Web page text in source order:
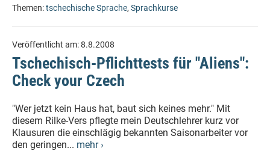
Themen:tschechische Sprache, Sprachkurse
Veröffentlicht am:8.8.2008
Tschechisch-Pflichttests für "Aliens":
Check your Czech
"Wer jetzt kein Haus hat, baut sich keines mehr." Mit
diesem Rilke-Vers pflegte mein Deutschlehrer kurz vor
Klausuren die einschlägig bekannten Saisonarbeiter vor
den geringen... mehr ›